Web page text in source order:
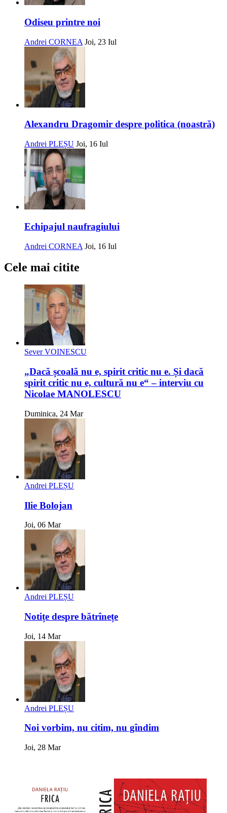
Odiseu printre noi
Andrei CORNEA Joi, 23 Iul
Alexandru Dragomir despre politica (noastră)
Andrei PLEȘU Joi, 16 Iul
Echipajul naufragiului
Andrei CORNEA Joi, 16 Iul
Cele mai citite
Sever VOINESCU
„Dacă școală nu e, spirit critic nu e. Și dacă
spirit critic nu e, cultură nu e“ – interviu cu
Nicolae MANOLESCU
Duminica, 24 Mar
Andrei PLEȘU
Ilie Bolojan
Joi, 06 Mar
Andrei PLEȘU
Notițe despre bătrînețe
Joi, 14 Mar
Andrei PLEȘU
Noi vorbim, nu citim, nu gîndim
Joi, 28 Mar